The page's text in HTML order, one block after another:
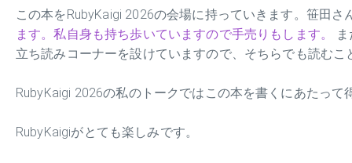
この本をRubyKaigi 2026の会場に持っていきます。笹田さ
ます。私自身も持ち歩いていますので手売りもします。
立ち読みコーナーを設けていますので、そちらでも読むこ
RubyKaigi 2026の私のトークではこの本を書くにあたっ
RubyKaigiがとても楽しみです。